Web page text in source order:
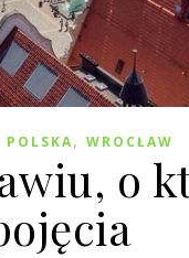
POLSKA, WROCŁAW
o